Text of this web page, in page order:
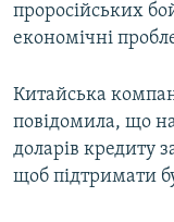
проросійських
економічні
Китайська
повідомила, що
доларів кредиту
щоб підтримати